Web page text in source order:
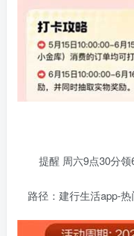
提醒 周六9点30分领
路径：建行生活app-